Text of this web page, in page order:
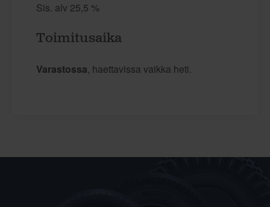
Sis. alv 25,5 %
Toimitusaika
Varastossa, haettavissa vaikka heti.